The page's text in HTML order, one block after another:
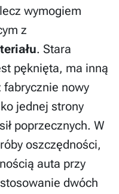
wymogiem
z
. Stara
pęknięta, ma inną
nowy
jednej strony
poprzecznych. W
oszczędności,
auta przy
dwóch